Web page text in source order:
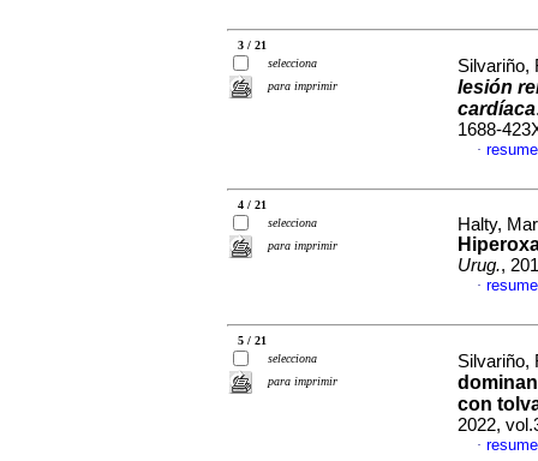
3 / 21
selecciona
para imprimir
Silvariño,
lesión
cardíaca
1688-
·
4 / 21
selecciona
para imprimir
Halty,
Urug.,
·
5 / 21
selecciona
para imprimir
Silvariño,
con
2022,
·